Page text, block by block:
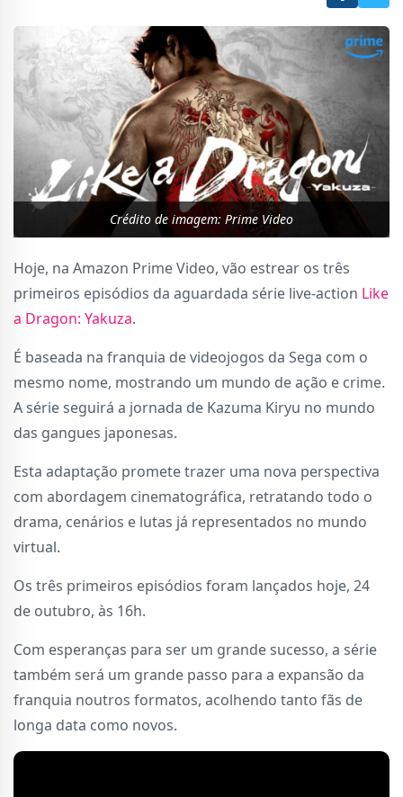
Crédito de imagem: Prime Video
Hoje, na Amazon Prime Video, vão estrear os três
primeiros episódios da aguardada série live-action Like
a Dragon: Yakuza.
É baseada na franquia de videojogos da Sega com o
mesmo nome, mostrando um mundo de ação e crime.
A série seguirá a jornada de Kazuma Kiryu no mundo
das gangues japonesas.
Esta adaptação promete trazer uma nova perspectiva
com abordagem cinematográfica, retratando todo o
drama, cenários e lutas já representados no mundo
virtual.
Os três primeiros episódios foram lançados hoje, 24
de outubro, às 16h.
Com esperanças para ser um grande sucesso, a série
também será um grande passo para a expansão da
franquia noutros formatos, acolhendo tanto fãs de
longa data como novos.